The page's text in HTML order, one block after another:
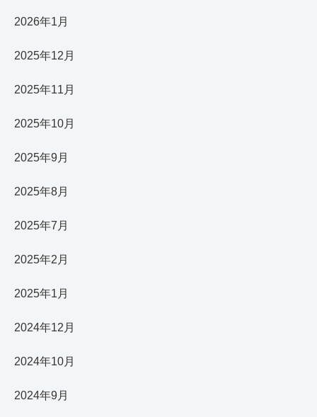
2026年1月
2025年12月
2025年11月
2025年10月
2025年9月
2025年8月
2025年7月
2025年2月
2025年1月
2024年12月
2024年10月
2024年9月